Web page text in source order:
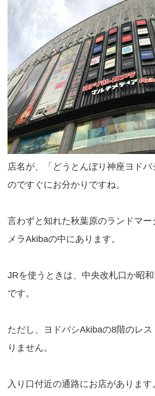
店名が、「どうとんぼり神座ヨドバ
のですぐにお分かりですね。
言わずと知れた秋葉原のランドマー
メラAkibaの中にあります。
JRを使うときは、中央改札口か昭
です。
ただし、ヨドバシAkibaの8階のレ
りません。
入り口付近の通路にお店があります